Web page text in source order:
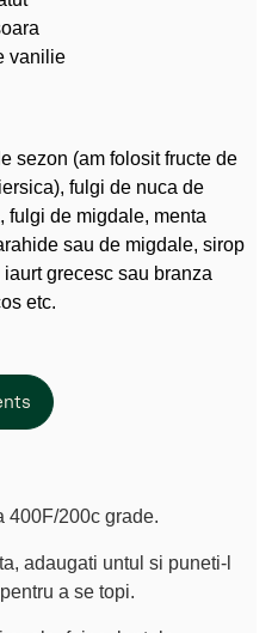
vanilie
sezon (am folosit fructe de
fulgi de nuca de
fulgi de migdale, menta
sau de migdale, sirop
grecesc sau branza
etc.
400F/200c grade.
adaugati untul si puneti-l
a se topi.